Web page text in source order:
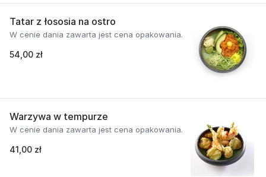
Tatar z łososia na ostro
W cenie dania zawarta jest cena opakowania.
54,00 zł
Warzywa w tempurze
W cenie dania zawarta jest cena opakowania.
41,00 zł